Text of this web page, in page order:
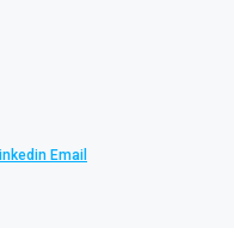
Email